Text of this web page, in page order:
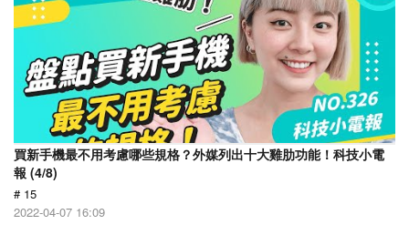
買新手機最不用考慮哪些規格？外媒列出十大雞肋功能！科技小電
報 (4/8)
# 15
2022-04-07 16:09